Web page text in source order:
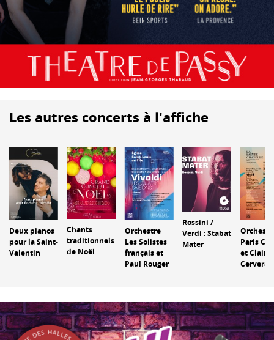
Les autres concerts à l'affiche
Deux pianos
pour la Saint-
Valentin
Chants
traditionnels
de Noël
Orchestre
Les Solistes
français et
Paul Rouger
Rossini /
Verdi : Stabat
Mater
Paris
et Claire
Cervera